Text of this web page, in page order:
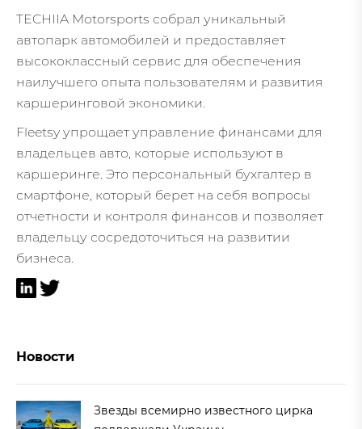
TECHIIA Motorsports собрал уникальный
автопарк автомобилей и предоставляет
высококлассный сервис для обеспечения
наилучшего опыта пользователям и развития
каршеринговой экономики.
Fleetsy упрощает управление финансами для
владельцев авто, которые используют в
каршеринге. Это персональный бухгалтер в
смартфоне, который берет на себя вопросы
отчетности и контроля финансов и позволяет
владельцу сосредоточиться на развитии
бизнеса.
Новости
Звезды всемирно известного цирка